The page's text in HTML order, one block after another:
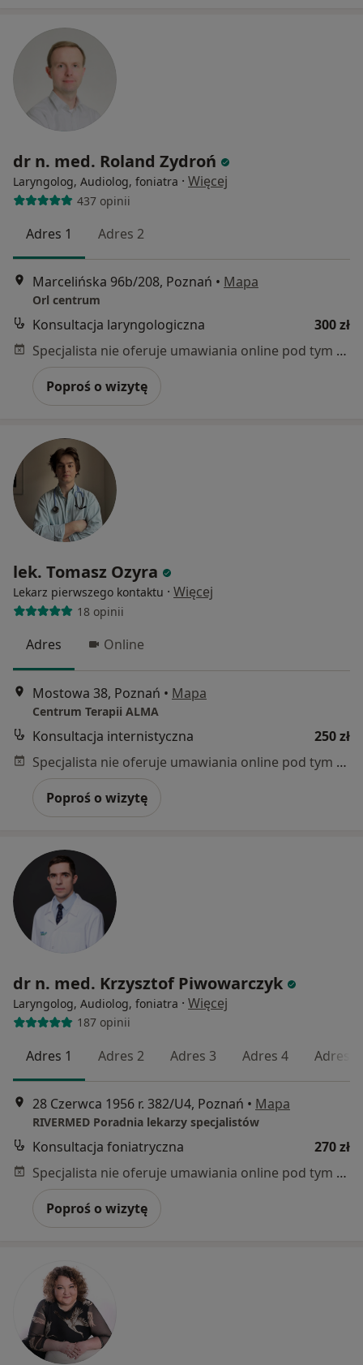
dr n. med. Roland Zydroń
Laryngolog, Audiolog, foniatra · Więcej
437 opinii
Adres 1 Adres 2
Marcelińska 96b/208, Poznań • Mapa
Orl centrum
Konsultacja laryngologiczna
300 zł
Specjalista nie oferuje umawiania online pod tym adresem.
Poproś o wizytę
lek. Tomasz Ozyra
Lekarz pierwszego kontaktu · Więcej
18 opinii
Adres Online
Mostowa 38, Poznań • Mapa
Centrum Terapii ALMA
Konsultacja internistyczna
250 zł
Specjalista nie oferuje umawiania online pod tym adresem.
Poproś o wizytę
dr n. med. Krzysztof Piwowarczyk
Laryngolog, Audiolog, foniatra · Więcej
187 opinii
Adres 1 Adres 2 Adres 3 Adres 4 Adres 5
28 Czerwca 1956 r. 382/U4, Poznań • Mapa
RIVERMED Poradnia lekarzy specjalistów
Konsultacja foniatryczna
270 zł
Specjalista nie oferuje umawiania online pod tym adresem.
Poproś o wizytę